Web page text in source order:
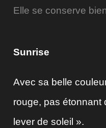
Elle se conserve
Sunrise
Avec sa belle
rouge, pas étonnant
lever de soleil ».